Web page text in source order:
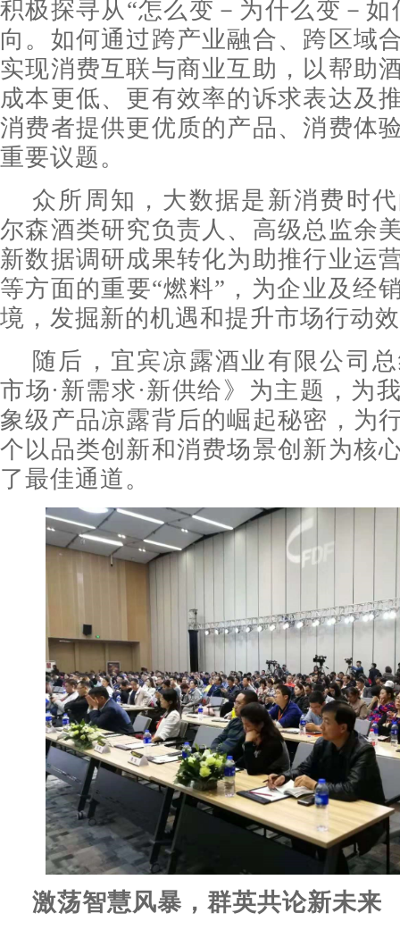
积极探寻从“怎么变－为什么变－如
向。如何通过跨产业融合、跨区域
实现消费互联与商业互助，以帮助
成本更低、更有效率的诉求表达及
消费者提供更优质的产品、消费体
重要议题。
众所周知，大数据是新消费时
尔森酒类研究负责人、高级总监余
新数据调研成果转化为助推行业运
等方面的重要“燃料”，为企业及经
境，发掘新的机遇和提升市场行动
随后，宜宾凉露酒业有限公司
市场·新需求·新供给》为主题，为
象级产品凉露背后的崛起秘密，为
个以品类创新和消费场景创新为核
了最佳通道。
激荡智慧风暴，群英共论新未来